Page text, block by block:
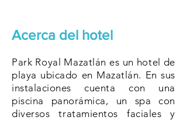
Acerca del hotel
Park Royal Mazatlán es un hotel de
playa ubicado en Mazatlán. En sus
instalaciones cuenta con una
piscina panorámica, un spa con
diversos tratamientos faciales y